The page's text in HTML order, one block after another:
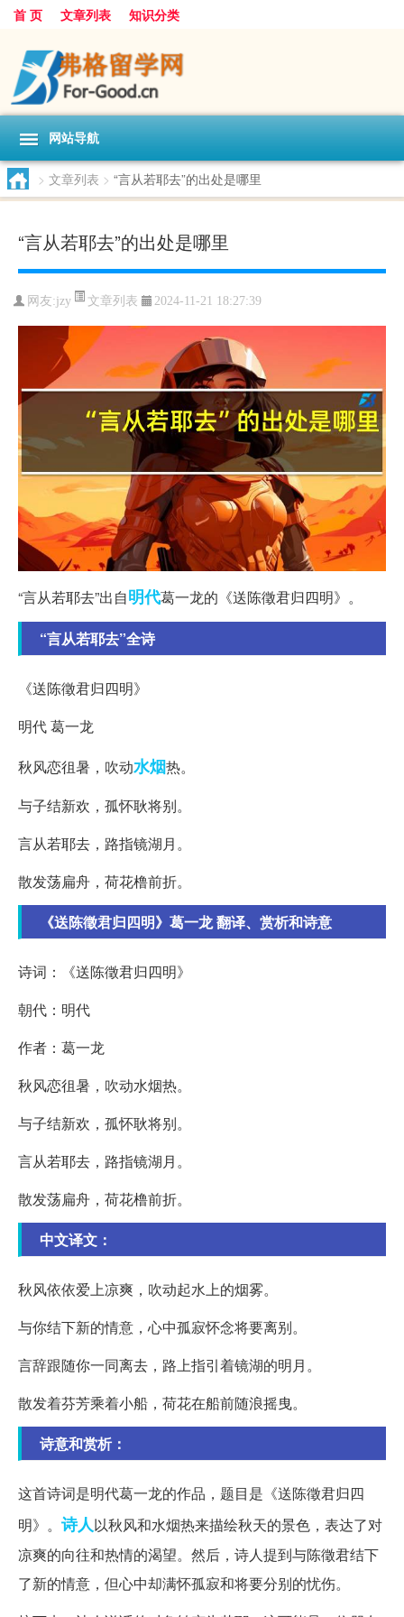
首 页 文章列表 知识分类
网站导航
> 文章列表 > “言从若耶去”的出处是哪里
“言从若耶去”的出处是哪里
网友:jzy 文章列表 2024-11-21 18:27:39
“言从若耶去”出自明代葛一龙的《送陈徵君归四明》。
“言从若耶去”全诗
《送陈徵君归四明》
明代 葛一龙
秋风恋徂暑，吹动水烟热。
与子结新欢，孤怀耿将别。
言从若耶去，路指镜湖月。
散发荡扁舟，荷花橹前折。
《送陈徵君归四明》葛一龙 翻译、赏析和诗意
诗词：《送陈徵君归四明》
朝代：明代
作者：葛一龙
秋风恋徂暑，吹动水烟热。
与子结新欢，孤怀耿将别。
言从若耶去，路指镜湖月。
散发荡扁舟，荷花橹前折。
中文译文：
秋风依依爱上凉爽，吹动起水上的烟雾。
与你结下新的情意，心中孤寂怀念将要离别。
言辞跟随你一同离去，路上指引着镜湖的明月。
散发着芬芳乘着小船，荷花在船前随浪摇曳。
诗意和赏析：
这首诗词是明代葛一龙的作品，题目是《送陈徵君归四
明》。 诗人以秋风和水烟热来描绘秋天的景色，表达了对
凉爽的向往和热情的渴望。然后，诗人提到与陈徵君结下
了新的情意，但心中却满怀孤寂和将要分别的忧伤。